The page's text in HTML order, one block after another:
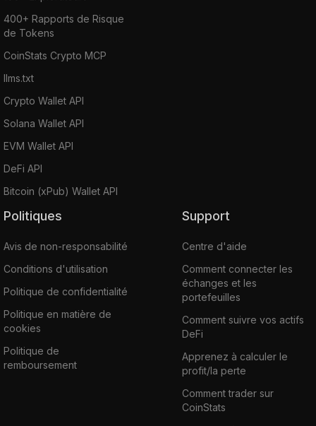
400+ Rapports de Risque
de Tokens
CoinStats Crypto MCP
llms.txt
Crypto Wallet API
Solana Wallet API
EVM Wallet API
DeFi API
Bitcoin (xPub) Wallet API
Politiques
Avis de non-responsabilité
Conditions d'utilisation
Politique de confidentialité
Politique en matière de
cookies
Politique de
remboursement
Support
Centre d'aide
Comment connecter les
échanges et les
portefeuilles
Comment suivre vos actifs
DeFi
Apprenez à calculer le
profit/la perte
Comment trader sur
CoinStats